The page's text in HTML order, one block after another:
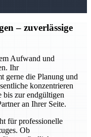
– zuverlässige
Aufwand und
Ihr
gerne die Planung und
konzentrieren
bis zur endgültigen
an Ihrer Seite.
für professionelle
Ob